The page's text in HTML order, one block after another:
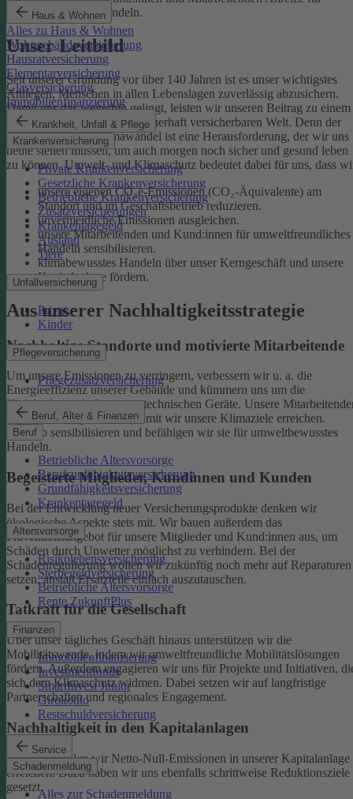
Haus & Wohnen
Alles zu Haus & Wohnen
Wohngebäudeversicherung
Hausratversicherung
Elementarversicherung
Glasversicherung
Immobilienfinanzierung
Krankheit, Unfall & Pflege
Krankenversicherung
Private Krankenversicherung
Gesetzliche Krankenversicherung
Betriebliche Krankenversicherung
Zusatzversicherungen
Krankentagegeld
Ausland
Tiere
Unfallversicherung
Privat
Kinder
Pflegeversicherung
Pflegezusatzversicherung
Beruf, Alter & Finanzen
Beruf
Betriebliche Altersvorsorge
Berufsunfähigkeitsversicherung
Grundfähigkeitsversicherung
Krankentagegeld
Altersvorsorge
Risikolebensversicherung
Sterbegeldversicherung
Betriebliche Altersvorsorge
Rente ZukunftPlus
Finanzen
Immobilienfinanzierung
Investmentfonds
SmartInvest Junior
Girokonto
Restschuldversicherung
Service
Schadenmeldung
Alles zur Schadenmeldung
umweltbewusstes Handeln.
Unser Leitbild
Seit unserer Gründung vor über 140 Jahren ist es unser wichtigstes
Anliegen, Menschen in allen Lebenslagen zuverlässig abzusichern.
Damit uns das weiterhin gelingt, leisten wir unseren Beitrag zu einem
gesunden Klima und einer dauerhaft versicherbaren Welt. Denn der
menschgemachte Klimawandel ist eine Herausforderung, der wir uns
heute stellen müssen, um auch morgen noch sicher und gesund leben
zu können.Umwelt- und Klimaschutz bedeutet dabei für uns, dass
unsere eigenen CO₂e-Emissionen (CO₂-Äquivalente) am
Standort und im Geschäftsbetrieb reduzieren.
unvermeidliche Emissionen ausgleichen.
unsere Mitarbeitenden und Kund:innen für umweltfreundliches
Handeln sensibilisieren.
klimabewusstes Handeln über unser Kerngeschäft und unsere
Kapitalanlage fördern.
Aus unserer Nachhaltigkeitsstrategie
Nachhaltige Standorte und motivierte Mitarbeitende
Um unsere Emissionen zu verringern, verbessern wir u. a. die
Energieeffizienz unserer Gebäude und kümmern uns um die
Kreislaufwirtschaft unserer technischen Geräte. Unsere
sind ein wichtiger Hebel, damit wir unsere Klimaziele erreichen.
Deshalb sensibilisieren und befähigen wir sie für umweltbewusstes
Handeln.
Begeisterte Mitglieder, Kundinnen und Kunden
Bei der Entwicklung neuer Versicherungsprodukte denken wir
ökologische Aspekte stets mit. Wir bauen außerdem das
Präventionsangebot für unsere Mitglieder und Kund:innen aus, um
Schäden durch Unwetter möglichst zu verhindern. Bei der
Schadenregulierung wollen wir zukünftig noch mehr auf Reparaturen
setzen, anstatt Ersatzteile einfach auszutauschen.
Tatkraft für die Gesellschaft
Über unser tägliches Geschäft hinaus unterstützen wir die
Mobilitätswende, indem wir umweltfreundliche Mobilitätslösungen
fördern. Außerdem engagieren wir uns für Projekte und Initiativen,
sich dem Klimaschutz widmen. Dabei setzen wir auf langfristige
Partnerschaften und regionales Engagement.
Nachhaltigkeit in den Kapitalanlagen
Bis 2050 wollen wir Netto-Null-Emissionen in unserer Kapitalanlage
erreichen. Dazu haben wir uns ebenfalls schrittweise Reduktionsziele
gesetzt.